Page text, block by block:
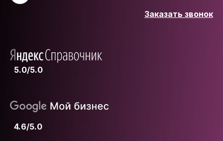
Заказать звонок
5.0/5.0
4.6/5.0